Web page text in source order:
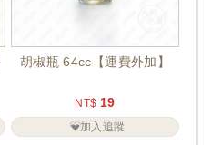
胡椒瓶 64cc【運費外加】
NT$ 19
加入追蹤